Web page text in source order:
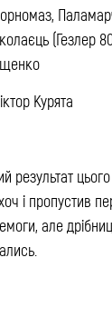
(Гезлер
Курята
результат
і пропустив
але